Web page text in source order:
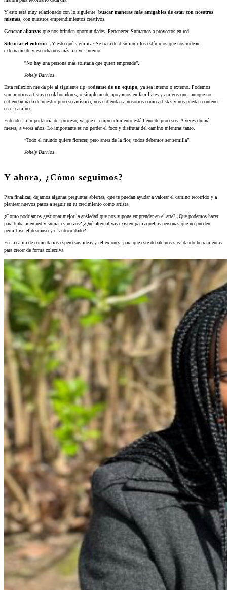
Y esto está muy relacionado con lo siguiente: buscar maneras más amigables de estar con nosotros
mismos, con nuestros emprendimientos creativos.
Generar alianzas que nos brinden oportunidades. Pertenecer. Sumarnos a proyectos en red.
Silenciar el entorno. ¿Y esto qué significa? Se trata de disminuir los estímulos que nos rodean
externamente y escucharnos más a nivel interno.
“No hay una persona más solitaria que quien emprende”.
Johely Barrios
Esta reflexión me da pie al siguiente tip: rodearse de un equipo, ya sea interno o externo. Podemos
sumar otros artistas o colaboradores, o simplemente apoyarnos en familiares y amigos que, aunque no
entiendan nada de nuestro proceso artístico, nos entiendan a nosotros como artistas y nos puedan contener
en el camino.
Entender la importancia del proceso, ya que el emprendimiento está lleno de procesos. A veces durará
meses, a veces años. Lo importante es no perder el foco y disfrutar del camino mientras tanto.
“Todo el mundo quiere florecer, pero antes de la flor, todos debemos ser semilla”
Johely Barrios
Y ahora, ¿Cómo seguimos?
Para finalizar, dejamos algunas preguntas abiertas, que te puedan ayudar a valorar el camino recorrido y a
plantear nuevos pasos a seguir en tu crecimiento como artista.
¿Cómo podríamos gestionar mejor la ansiedad que nos supone emprender en el arte? ¿Qué podemos hacer
para trabajar en red y sumar esfuerzos? ¿Qué alternativas existen para aquellas personas que no pueden
permitirse el descanso y el autocuidado?
En la cajita de comentarios espero sus ideas y reflexiones, para que este debate nos siga dando herramientas
para crecer de forma colectiva.